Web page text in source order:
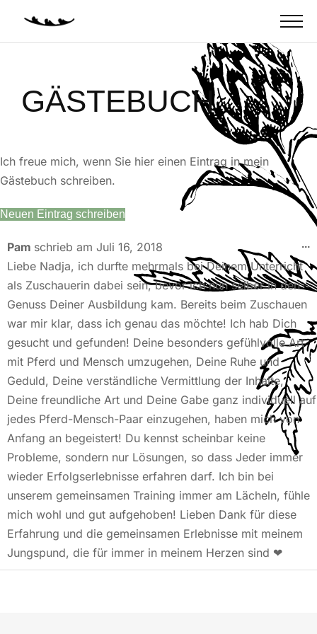
GÄSTEBUCH
Ich freue mich, wenn Sie hier einen Eintrag in mein
Gästebuch schreiben.
Pam schrieb am Juli 16, 2018
Liebe Nadja, ich durfte mehrmals bei Deinem Unterricht
als Zuschauerin dabei sein, bevor ich nun selber in den
Genuss Deiner Ausbildung kam. Bereits beim Zuschauen
war mir klar, dass ich genau das möchte! Ich hab Dich
gesucht und gefunden! Deine besonders gefühlvolle Art
mit Pferd und Mensch umzugehen, Deine Ruhe und
Geduld, Deine verständliche Vermittlung der Inhalte,
Deine freundliche Art und Deine Gabe ganz individuell auf
jedes Pferd-Mensch-Paar einzugehen, haben mich von
Anfang an begeistert! Du kennst scheinbar keine
Probleme, sondern nur Lösungen, so dass Jeder immer
wieder Erfolgserlebnisse erfahren darf. Ich bin bei
unserem gemeinsamen Training immer am Lächeln, fühle
mich wohl und gut aufgehoben! Lieben Dank für diese
Erfahrung und die gemeinsamen Erlebnisse mit meinem
Jungspund, die für immer in meinem Herzen sind ❤
...